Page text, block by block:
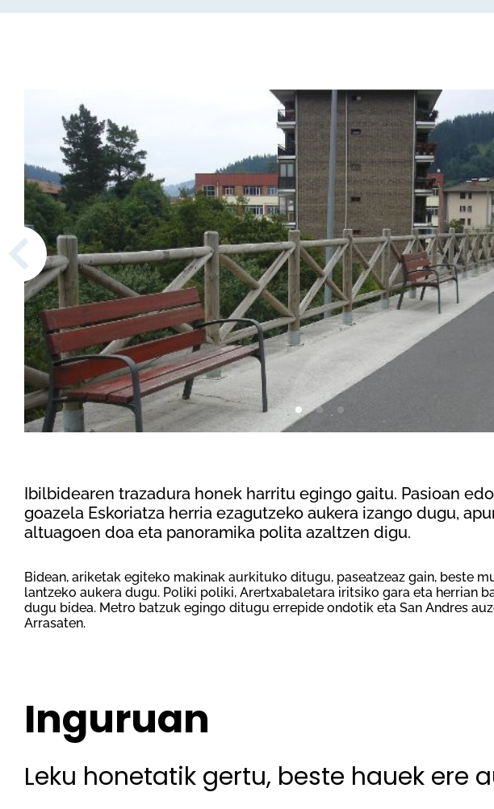
Ibilbidearen trazadura honek harritu egingo gaitu. Pasioan
goazela Eskoriatza herria ezagutzeko aukera izango dugu,
altuagoen doa eta panoramika polita azaltzen digu.
Bidean, ariketak egiteko makinak aurkituko ditugu, paseatzeaz gain, beste
lantzeko aukera dugu. Poliki poliki, Arertxabaletara iritsiko gara eta herrian
dugu bidea. Metro batzuk egingo ditugu errepide ondotik eta San Andres
Arrasaten.
Inguruan
Leku honetatik gertu, beste hauek ere